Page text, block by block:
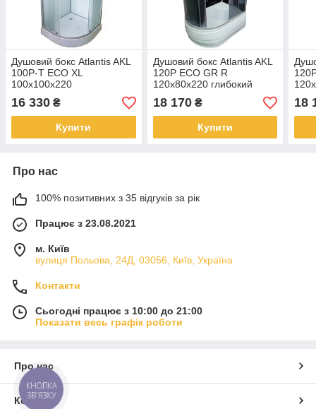
Душовий бокс Atlantis AKL
100P-T ECO XL
100x100x220
16 330 ₴
Купити
Душовий бокс Atlantis AKL
120P ECO GR R
120x80x220 глибокий
піддон
18 170₴
Купити
18
Про нас
100% позитивних з 35 відгуків за рік
Працює з 23.08.2021
м. Київ
вулиця Польова, 24Д, 03056, Київ, Україна
Контакти
Сьогодні працює з 10:00 до 21:00
Показати весь графік роботи
Про нас
Контакти
КНОПКА
ЗВ'ЯЗКУ